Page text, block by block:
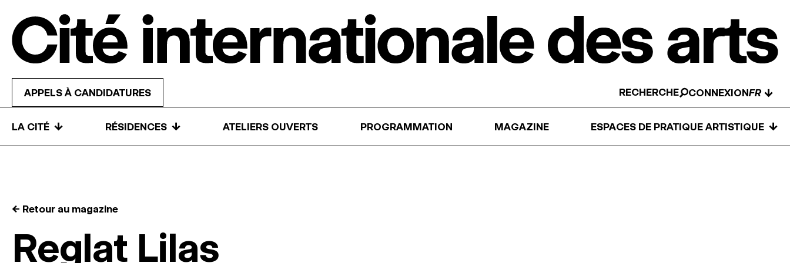
APPELS À CANDIDATURES RECHERCHE CONNEXION ↓
LA CITÉ ↓ RÉSIDENCES ↓ ATELIERS OUVERTS PROGRAMMATION MAGAZINE ESPACES DE PRATIQUE ARTISTIQUE ↓
← Retour au magazine
Reglat Lilas